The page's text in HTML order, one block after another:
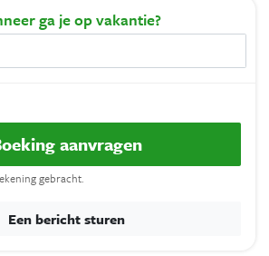
ga je op vakantie?
aanvragen
gebracht.
Een bericht sturen